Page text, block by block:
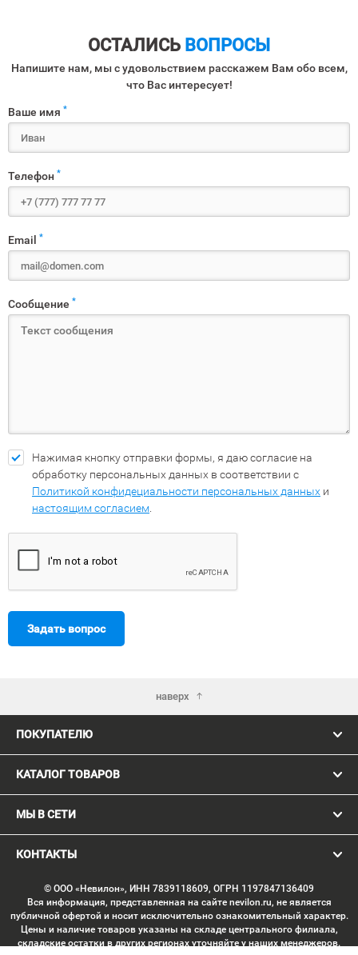
ОСТАЛИСЬ ВОПРОСЫ
Напишите нам, мы с удовольствием расскажем Вам обо всем,
что Вас интересует!
Ваше имя *
Телефон *
Email *
Сообщение *
Нажимая кнопку отправки формы, я даю согласие на
обработку персональных данных в соответствии с
Политикой конфидециальности персональных данных и
настоящим согласием
Задать вопрос
наверх
ПОКУПАТЕЛЮ
КАТАЛОГ ТОВАРОВ
МЫ В СЕТИ
КОНТАКТЫ
© ООО «Невилон», ИНН 7839118609, ОГРН 1197847136409
Вся информация, представленная на сайте nevilon.ru, не является
публичной офертой и носит исключительно ознакомительный характер.
Цены и наличие товаров указаны на складе центрального филиала,
складские остатки в других регионах уточняйте у наших менеджеров.